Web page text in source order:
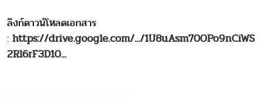
ลิงก์ดาวน์โหลดเอกสาร
: https://drive.google.com/.../1U8uAsm70OPo9nCiWS
2Rl6rF3D10...